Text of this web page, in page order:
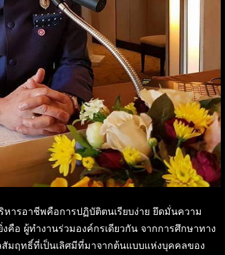
ารอาชีพคือการปฏิบัติตนเรียบง่าย ยึดมั่นความ
อ ผู้ทำงานร่วมองค์กรเดียวกัน จากการศึกษาทาง
มฤทธิ์ที่เป็นเลิศมีที่มาจากต้นแบบแห่งบุคคลของ